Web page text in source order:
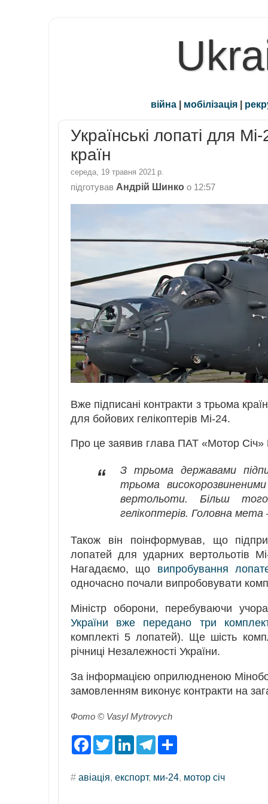
війна | мобілізація |
Українські лопаті для
країн
середа, 19 травня 2021 р.
підготував Андрій Шинко о 12:57
Вже підписані контракти з трьома
для бойових гелікоптерів Мі-24.
Про це заявив глава ПАТ «Мотор Січ»
“
З трьома державами
трьома
вертольоти. Більш
гелікоптерів. Головна
Також він поінформував, що
лопатей для ударних вертольотів
Нагадаємо, що випробування
одночасно почали випробовувати
Міністр оборони, перебуваючи
України вже передано три
комплекті 5 лопатей). Ще шість
річниці Незалежності України.
За інформацією оприлюдненою
замовленням виконує контракти на
Фото © Vasyl Mytrovych
F
a
b
T
w
L
e
T
g
e
# авіація, експорт, ми-24, мотор січ